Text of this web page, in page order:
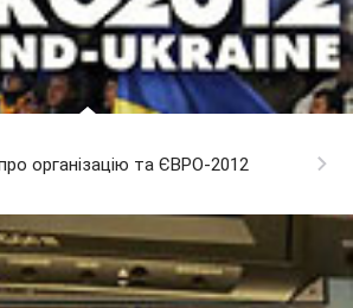
організацію та ЄВРО-2012